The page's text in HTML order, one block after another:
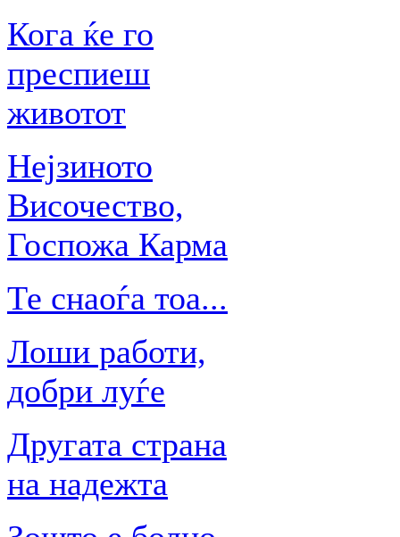
Кога ќе го
преспиеш
животот
Нејзиното
Височество,
Госпожа Карма
Те снаоѓа тоа...
Лоши работи,
добри луѓе
Другата страна
на надежта